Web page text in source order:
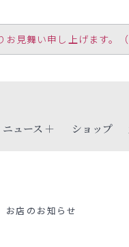
見舞い申し上げます。（
ニュース ショップ
お店のお知らせ